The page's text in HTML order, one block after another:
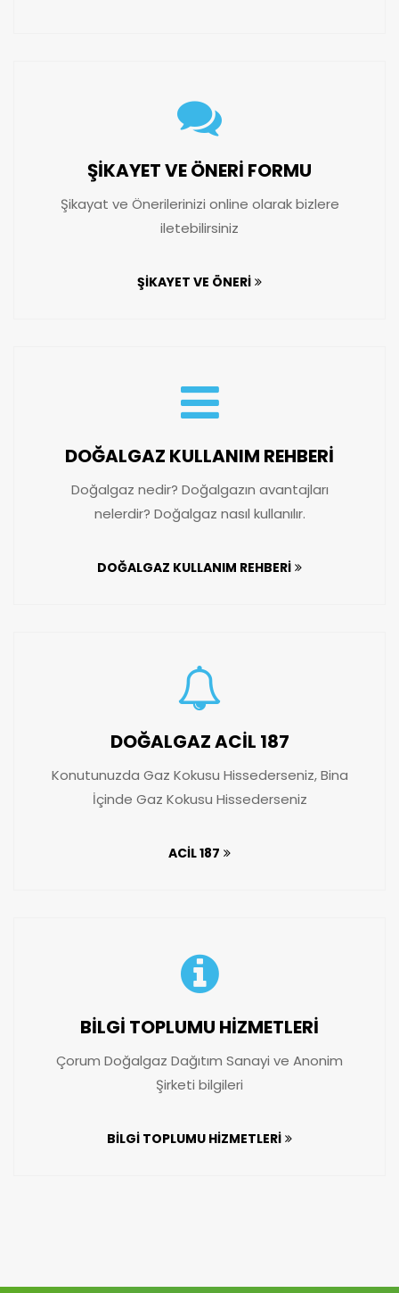
ŞİKAYET VE ÖNERİ FORMU
Şikayat ve Önerilerinizi online olarak bizlere
iletebilirsiniz
ŞİKAYET VE ÖNERİ
DOĞALGAZ KULLANIM REHBERİ
Doğalgaz nedir? Doğalgazın avantajları
nelerdir? Doğalgaz nasıl kullanılır.
DOĞALGAZ KULLANIM REHBERİ
DOĞALGAZ ACİL 187
Konutunuzda Gaz Kokusu Hissederseniz, Bina
İçinde Gaz Kokusu Hissederseniz
ACİL 187
BİLGİ TOPLUMU HİZMETLERİ
Çorum Doğalgaz Dağıtım Sanayi ve Anonim
Şirketi bilgileri
BİLGİ TOPLUMU HİZMETLERİ